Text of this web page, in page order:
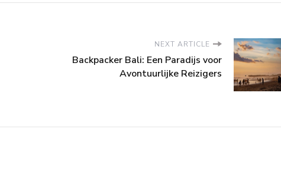
NEXT ARTICLE
Backpacker Bali: Een Paradijs voor
Avontuurlijke Reizigers